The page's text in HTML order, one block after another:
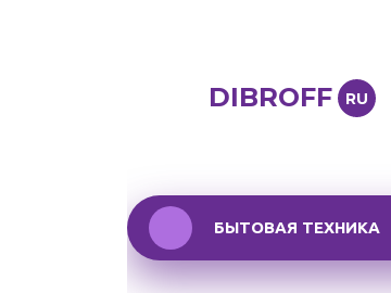
DIBROFF RU
БЫТОВАЯ ТЕХНИКА